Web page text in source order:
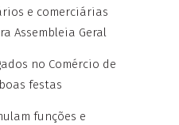
e comerciárias
Assembleia Geral
no Comércio de
festas
funções e